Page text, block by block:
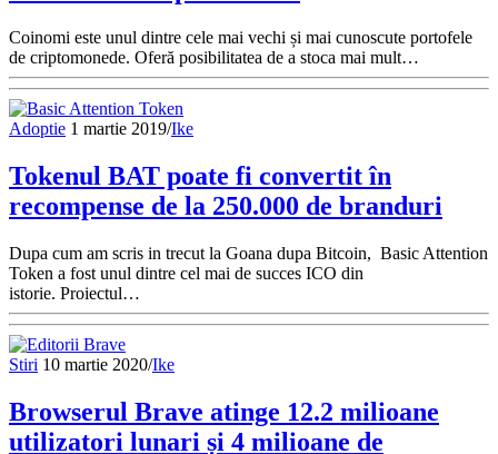
Coinomi este unul dintre cele mai vechi și mai cunoscute portofele
de criptomonede. Oferă posibilitatea de a stoca mai mult…
Adoptie 1 martie 2019/Ike
Tokenul BAT poate fi convertit în
recompense de la 250.000 de branduri
Dupa cum am scris in trecut la Goana dupa Bitcoin, Basic Attention
Token a fost unul dintre cel mai de succes ICO din
istorie. Proiectul…
Stiri 10 martie 2020/Ike
Browserul Brave atinge 12.2 milioane
utilizatori lunari și 4 milioane de